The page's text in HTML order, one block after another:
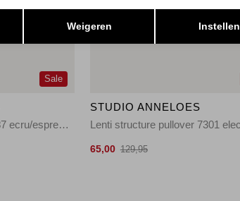
Sale
Yara stripe cardigan 1787 ecru/espresso
STUDIO ANNELOES
65,00 129,95
Weigeren Instellen